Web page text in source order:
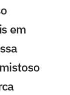
em